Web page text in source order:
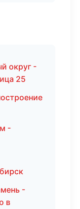
округ -
25
-
-
в